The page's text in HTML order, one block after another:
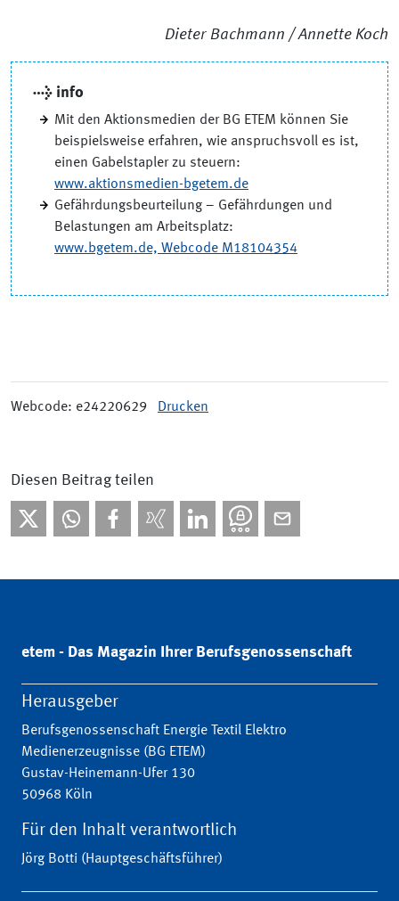
Dieter Bachmann / Annette Koch
→ info
Mit den Aktionsmedien der BG ETEM können Sie
beispielsweise erfahren, wie anspruchsvoll es ist,
einen Gabelstapler zu steuern:
www.aktionsmedien-bgetem.de
Gefährdungsbeurteilung – Gefährdungen und
Belastungen am Arbeitsplatz:
www.bgetem.de, Webcode M18104354
Webcode: e24220629 Drucken
Diesen Beitrag teilen
etem - Das Magazin Ihrer Berufsgenossenschaft
Herausgeber
Berufsgenossenschaft Energie Textil Elektro
Medienerzeugnisse (BG ETEM)
Gustav-Heinemann-Ufer 130
50968 Köln
Für den Inhalt verantwortlich
Jörg Botti (Hauptgeschäftsführer)